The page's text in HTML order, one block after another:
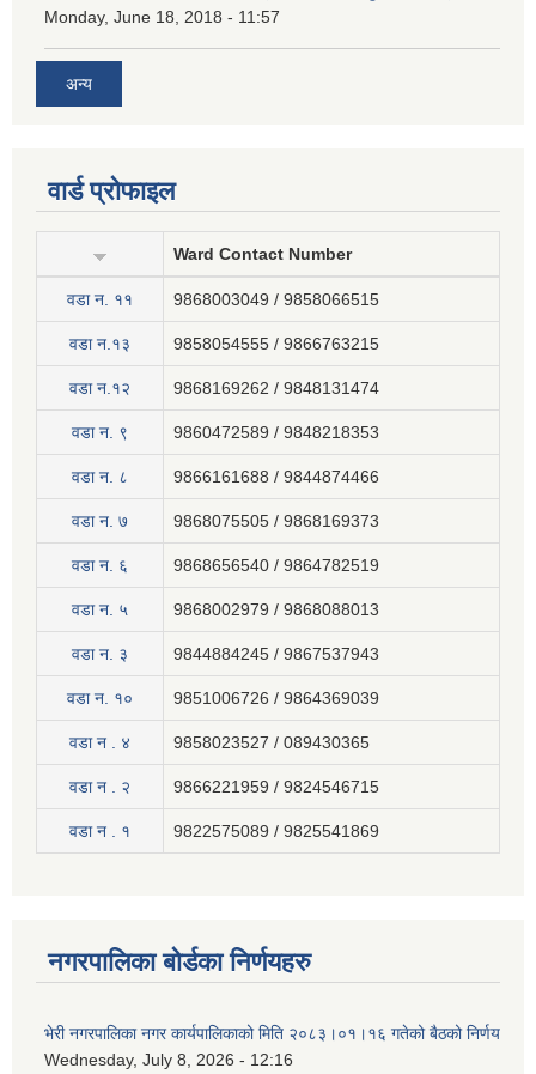
Monday, June 18, 2018 - 11:57
अन्य
वार्ड प्रोफाइल
Ward Contact Number
वडा न‍. ११ 9868003049 / 9858066515
वडा न.१३ 9858054555 / 9866763215
वडा न.१२ 9868169262 / 9848131474
वडा न. ९ 9860472589 / 9848218353
वडा न. ८ 9866161688 / 9844874466
वडा न. ७ 9868075505 / 9868169373
वडा न. ६ 9868656540 / 9864782519
वडा न. ५ 9868002979 / 9868088013
वडा न. ३ 9844884245 / 9867537943
वडा न. १० 9851006726 / 9864369039
वडा न . ४ 9858023527 / 089430365
वडा न . २ 9866221959 / 9824546715
वडा न . १ 9822575089 / 9825541869
नगरपालिका बोर्डका निर्णयहरु
भेरी नगरपालिका नगर कार्यपालिकाको मिति २०८३।०१।१६ गतेको बैठको निर्णय
Wednesday, July 8, 2026 - 12:16